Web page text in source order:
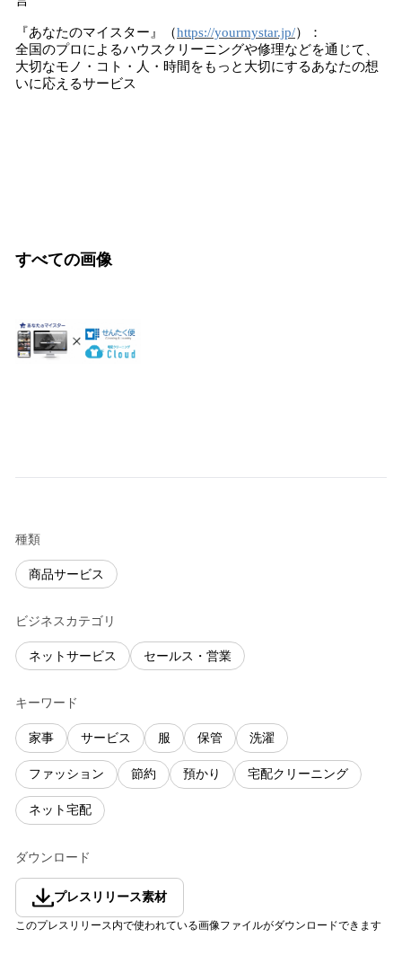
『あなたのマイスター』（https://yourmystar.jp/）：
全国のプロによるハウスクリーニングや修理などを通じて、
大切なモノ・コト・人・時間をもっと大切にするあなたの想
いに応えるサービス
すべての画像
種類
商品サービス
ビジネスカテゴリ
ネットサービス セールス・営業
キーワード
家事 サービス 服 保管 洗濯
ファッション 節約 預かり 宅配クリーニング
ネット宅配
ダウンロード
プレスリリース素材
このプレスリリース内で使われている画像ファイルがダウンロードできます